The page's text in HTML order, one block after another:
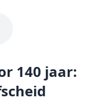
140 jaar: